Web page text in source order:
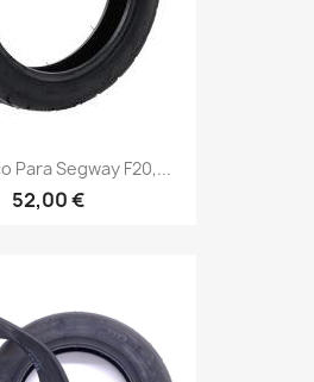
Para Segway F20,...
52,00 €